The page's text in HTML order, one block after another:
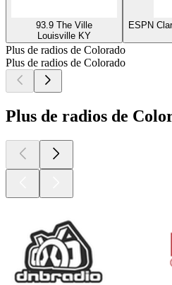
93.9 The Ville
Louisville KY
ESPN
Plus de radios de Colorado
Plus de radios de Colorado
Plus de radios de